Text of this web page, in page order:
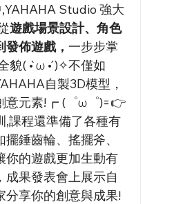
Studio 強大
遊戲場景設計、角色
佈遊戲， 一步步掌
貌( •̀ ω •́ )✧不僅如
自製3D模型，
意元素!┏ (゜ω゜)=👉
,課程還準備了各種有
錘齒輪、搖擺斧、
你的遊戲更加生動有
成果發表會上展示自
分享你的創意與成果!